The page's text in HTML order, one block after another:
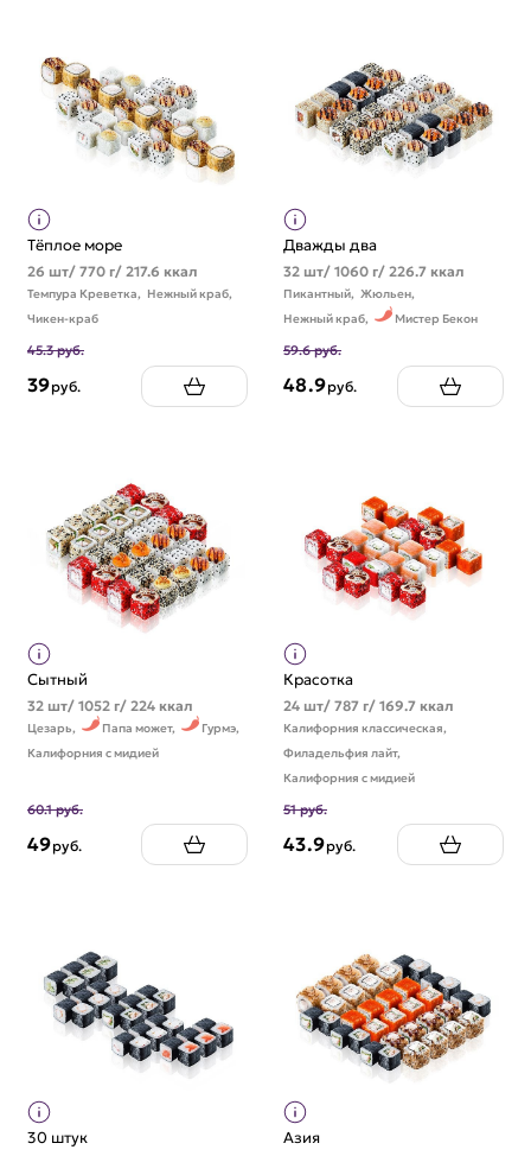
Тёплое море
26 шт/ 770 г/ 217.6 ккал
Темпура Креветка, Нежный краб,
Чикен-краб
45.3 руб.
39руб.
Дважды два
32 шт/ 1060 г/ 226.7 ккал
Пикантный, Жюльен,
Нежный краб,
Мистер Бекон
59.6 руб.
48.9руб.
Сытный
32 шт/ 1052 г/ 224 ккал
Цезарь, Папа может,
Гурмэ,
Калифорния с мидией
60.1 руб.
49руб.
Красотка
24 шт/ 787 г/ 169.7 ккал
Калифорния классическая,
Филадельфия лайт,
Калифорния с мидией
51 руб.
43.9руб.
30 штук Азия